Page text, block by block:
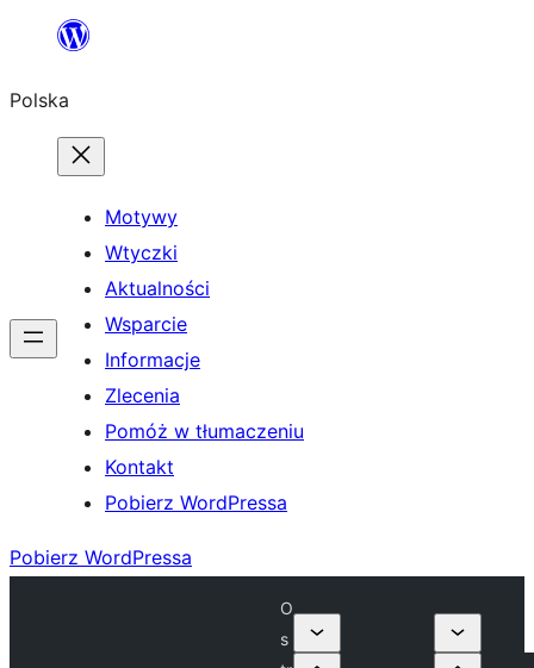
Przejdź
treści
Polska
Motywy
Wtyczki
Aktualności
Wsparcie
Informacje
Zlecenia
Pomóż w tłumaczeniu
Kontakt
Pobierz WordPressa
Pobierz WordPressa
O
s